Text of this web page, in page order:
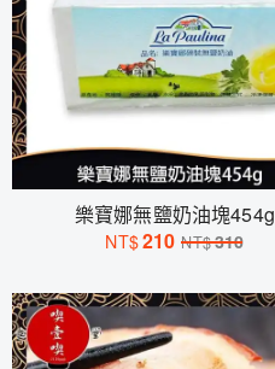
樂寶娜無鹽奶油塊454g
NT$210 NT$310